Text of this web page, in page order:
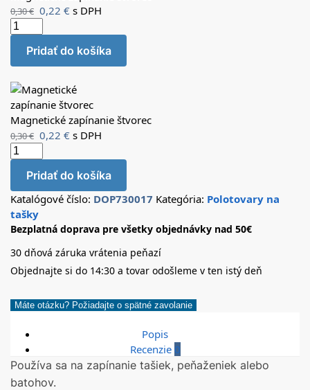
0,30€ 0,22 € s DPH
Pridať do košíka
Magnetické zapínanie štvorec
0,30€ 0,22 € s DPH
Pridať do košíka
Katalógové číslo: DOP730017 Kategória: Polotovary na
tašky
Bezplatná doprava pre všetky objednávky nad 50€
30 dňová záruka vrátenia peňazí
Objednajte si do 14:30 a tovar odošleme v ten istý deň
Máte otázku? Požiadajte o spätné zavolanie
Popis
Recenzie 0
Používa sa na zapínanie tašiek, peňaženiek alebo
batohov.